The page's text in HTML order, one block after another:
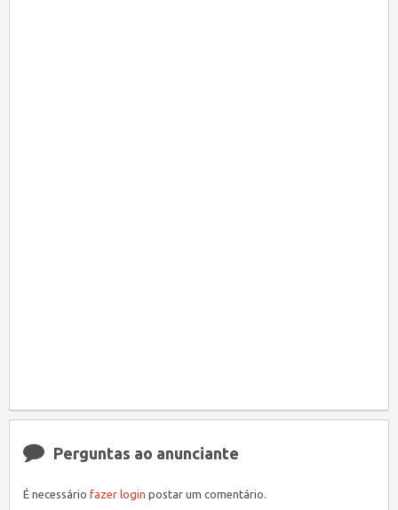
Perguntas ao anunciante
É necessário fazer login postar um comentário.